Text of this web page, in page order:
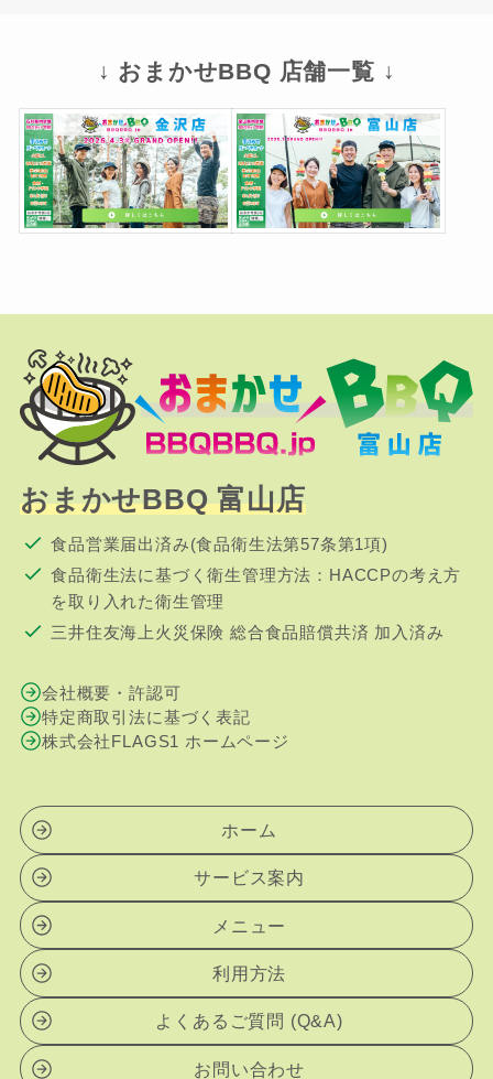
↓ おまかせBBQ 店舗一覧 ↓
おまかせBBQ 富山店
食品営業届出済み(食品衛生法第57条第1項)
食品衛生法に基づく衛生管理方法：HACCPの考え方
を取り入れた衛生管理
三井住友海上火災保険 総合食品賠償共済 加入済み
会社概要・許認可
特定商取引法に基づく表記
株式会社FLAGS1 ホームページ
ホーム
サービス案内
メニュー
利用方法
よくあるご質問 (Q&A)
お問い合わせ